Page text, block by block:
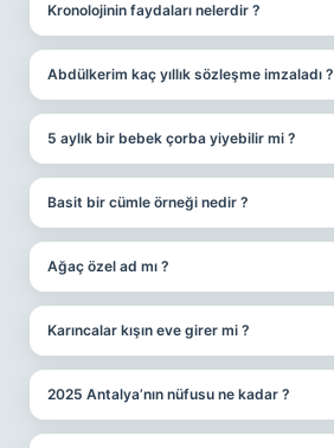
Kronolojinin faydaları nelerdir ?
Abdülkerim kaç yıllık sözleşme imzaladı ?
5 aylık bir bebek çorba yiyebilir mi ?
Basit bir cümle örneği nedir ?
Ağaç özel ad mı ?
Karıncalar kışın eve girer mi ?
2025 Antalya’nın nüfusu ne kadar ?